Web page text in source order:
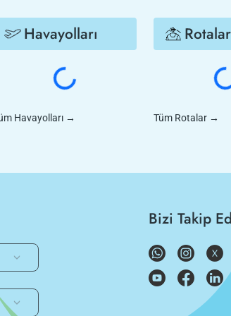
Havayolları
Havayolları →
Rotalar
Tüm Rotalar →
Bizi Takip